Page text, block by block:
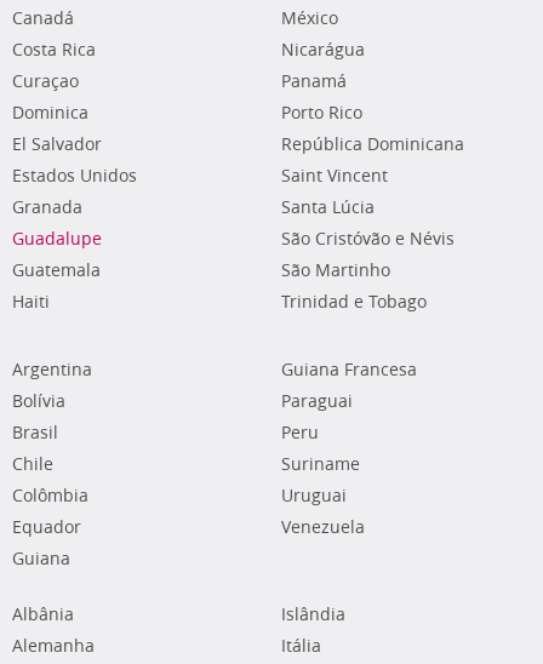
Canadá
Costa Rica
Curaçao
Dominica
El Salvador
Estados Unidos
Granada
Guadalupe
Guatemala
Haiti
México
Nicarágua
Panamá
Porto Rico
República Dominicana
Saint Vincent
Santa Lúcia
São Cristóvão e Névis
São Martinho
Trinidad e Tobago
Argentina
Bolívia
Brasil
Chile
Colômbia
Equador
Guiana
Guiana Francesa
Paraguai
Peru
Suriname
Uruguai
Venezuela
Albânia
Alemanha
Islândia
Itália